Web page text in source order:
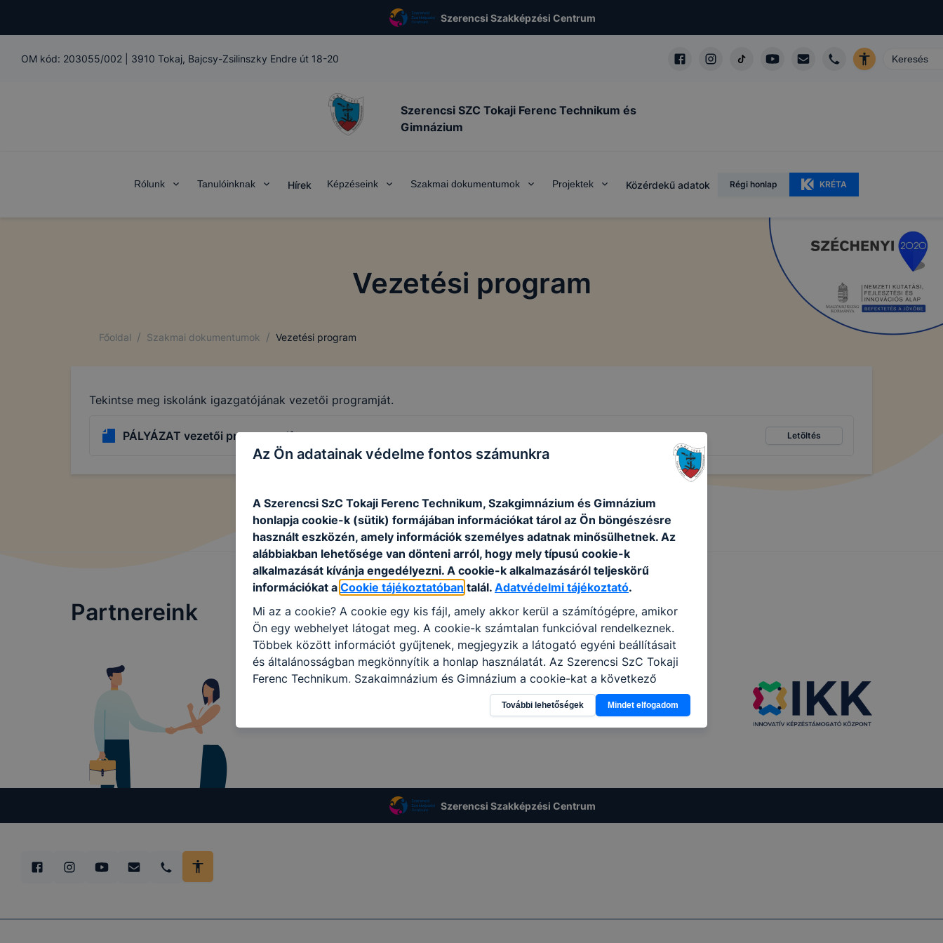
Szerencsi Szakképzési Centrum
OM kód: 203055/002 3910 Tokaj, Bajcsy-Zsilinszky Endre út 18-20
Szerencsi SZC Tokaji Ferenc Technikum és
Gimnázium
Rólunk Tanulóinknak Hírek Képzéseink Szakmai dokumentumok Projektek Közérdekű adatok Régi honlap KRÉTA
Vezetési program
Főoldal / Szakmai dokumentumok / Vezetési program
Tekintse meg iskolánk igazgatójának vezetői programját.
PÁLYÁZAT vezetői program.pdf Letöltés
Partnereink
Szerencsi Szakképzési Centrum
Az Ön adatainak védelme fontos számunkra
A Szerencsi SzC Tokaji Ferenc Technikum, Szakgimnázium és Gimnázium
honlapja cookie-k (sütik) formájában információkat tárol az Ön böngészésre
használt eszközén, amely információk személyes adatnak minősülhetnek. Az
alábbiakban lehetősége van dönteni arról, hogy mely típusú cookie-k
alkalmazását kívánja engedélyezni. A cookie-k alkalmazásáról teljeskörű
információkat a Cookie tájékoztatóban talál. Adatvédelmi tájékoztató.
Mi az a cookie? A cookie egy kis fájl, amely akkor kerül a számítógépre, amikor
Ön egy webhelyet látogat meg. A cookie-k számtalan funkcióval rendelkeznek.
Többek között információt gyűjtenek, megjegyzik a látogató egyéni beállításait
és általánosságban megkönnyítik a honlap használatát. Az Szerencsi SzC Tokaji
Ferenc Technikum, Szakgimnázium és Gimnázium a cookie-kat a következő
célokból használja: információ gyűjtése azzal kapcsolatban, hogyan használja Ön
a honlapot -annak felmérésével, hogy a honlap melyik részeit látogatja, vagy
használja leginkább, így megtudhatjuk, hogyan biztosítsunk Önnek még jobb
böngésző alapértelmezettként automatikusan elfogadja a cookie-kat, de ezek
általában megváltoztathatók. Felhívjuk figyelmét, hogy mivel a cookie-k célja
További lehetőségek Mindet elfogadom